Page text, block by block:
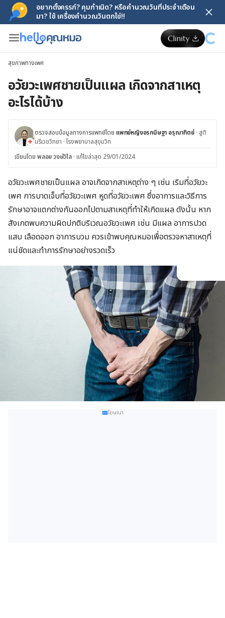
อยากตั้งครรภ์? คุมกำเนิด? หรือคำนวณวันที่ประจำเดือน
มา? ใช้ เครื่องคำนวณวันตกไข่!!
สุขภาพทางเพศ
อวัยวะเพศชายเป็นแผล เกิดจากสาเหตุ
อะไรได้บ้าง
ตรวจสอบข้อมูลทางการแพทย์โดย แพทย์หญิงอรกนิษฐา อรุณาทิตย์ · สูติ
นรีเวชวิทยา ·โรงพยาบาลสุขุมวิท
เขียนโดย พลอย วงษ์วิไล · แก้ไขล่าสุด 29/01/2024
อวัยวะเพศชายเป็นแผล อาจเกิดจากสาเหตุต่าง ๆ เช่น เริมที่อวัยวะ
เพศ การบาดเจ็บที่อวัยวะเพศ หูดที่อวัยวะเพศ ซึ่งอาการและวิธีการ
รักษาอาจแตกต่างกันออกไปตามสาเหตุที่ทำให้เกิดแผล ดังนั้น หาก
สังเกตพบความผิดปกติบริเวณอวัยวะเพศ เช่น มีแผล อาการปวด
แสบ เลือดออก อาการบวม ควรเข้าพบคุณหมอเพื่อตรวจหาสาเหตุที่
แน่ชัดและทำการรักษาอย่างรวดเร็ว
โฆษณา